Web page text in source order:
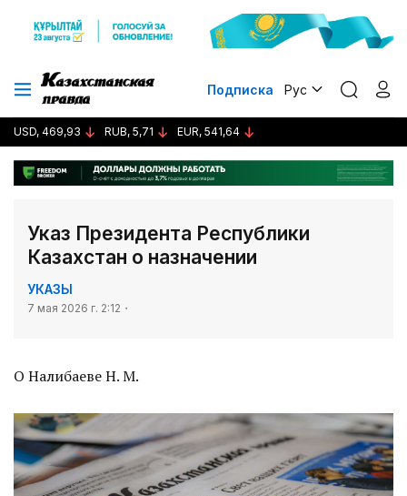
Подписка Рус
USD, 469,93 RUB, 5,71 EUR, 541,64
Указ Президента Республики
Казахстан о назначении
УКАЗЫ
7 мая 2026 г. 2:12
О Налибаеве Н. М.